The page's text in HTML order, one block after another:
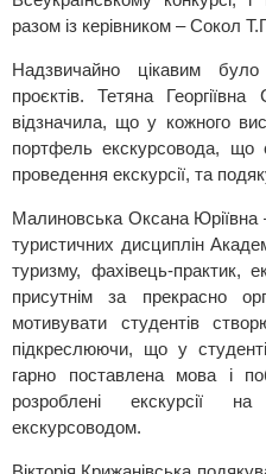
разом із керівником – Сокол
Надзвичайно цікавим було
проєктів. Тетяна
відзначила, що у кожного
портфель екскурсовода,
проведення екскурсії, та
Малиновська Оксана Юріївна
туристичних дисциплін
туризму, фахівець-практик,
присутнім за прекрасно
мотивувати студентів
підкреслюючи, що у
гарно поставлена мова і
розроблені екскурсії
екскурсоводом.